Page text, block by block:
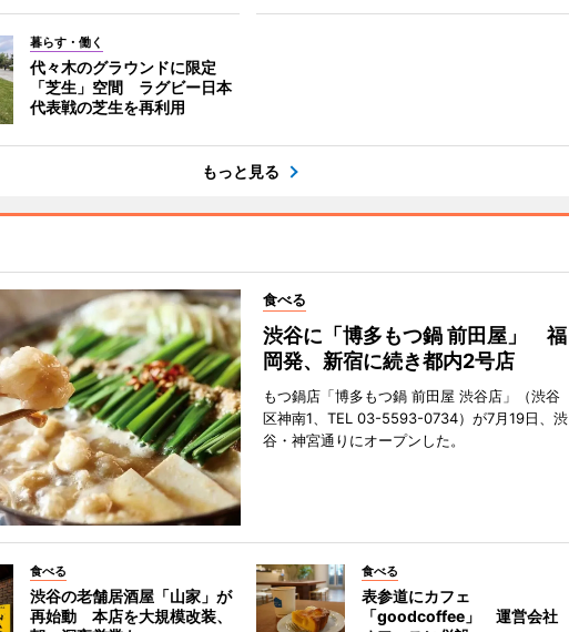
暮らす・働く
代々木のグラウンドに限定
「芝生」空間 ラグビー日本
代表戦の芝生を再利用
もっと見る
食べる
渋谷に「博多もつ鍋 前田屋」 福
岡発、新宿に続き都内2号店
もつ鍋店「博多もつ鍋 前田屋 渋谷店」（渋谷
区神南1、TEL 03-5593-0734）が7月19日、渋
谷・神宮通りにオープンした。
食べる
渋谷の老舗居酒屋「山家」が
再始動 本店を大規模改装、
食べる
表参道にカフェ
「goodcoffee」 運営会社